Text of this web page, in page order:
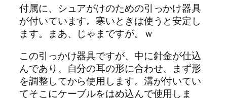
付属に、シュアがけのための引っかけ器具
が付いています。寒いときは使うと安定し
ます。まあ、じゃまですが。ｗ
この引っかけ器具ですが、中に針金が仕込
んであり、自分の耳の形に合わせ、まず形
を調整してから使用します。溝が付いてい
てそこにケーブルをはめ込んで使用しま